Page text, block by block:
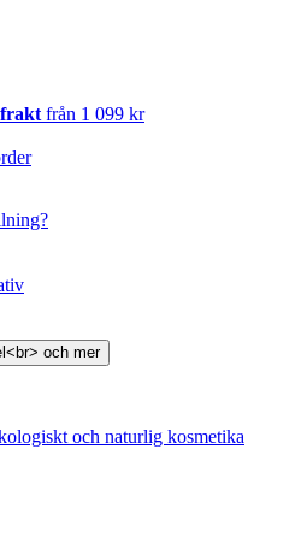
från 1 099 kr
och naturlig kosmetika